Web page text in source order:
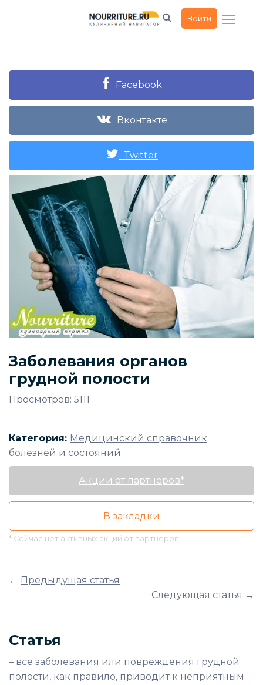
Войти
Facebook
Вконтакте
Twitter
Заболевания органов
грудной полости
Просмотров: 5111
Категория: Медицинский справочник
болезней и состояний
Акции от партнёров*
В закладки
* Сейчас нет активных акций от партнёров
← Предыдущая статья
Следующая статья →
Статья
– все заболевания или повреждения грудной
полости, как правило, приводит к неприятным